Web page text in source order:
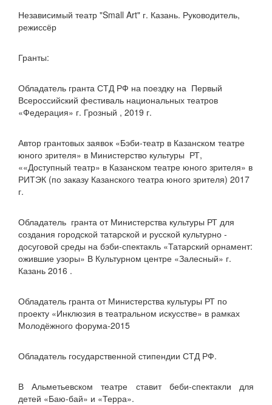
Независимый театр "Small Art" г. Казань. Руководитель,
режиссёр
Гранты:
Обладатель гранта СТД РФ на поездку на Первый
Всероссийский фестиваль национальных театров
«Федерация» г. Грозный , 2019 г.
Автор грантовых заявок «Бэби-театр в Казанском театре
юного зрителя» в Министерство культуры РТ,
««Доступный театр» в Казанском театре юного зрителя» в
РИТЭК (по заказу Казанского театра юного зрителя) 2017
г.
Обладатель гранта от Министерства культуры РТ для
создания городской татарской и русской культурно -
досуговой среды на бэби-спектакль «Татарский орнамент:
ожившие узоры» В Культурном центре «Залесный» г.
Казань 2016 .
Обладатель гранта от Министерства культуры РТ по
проекту «Инклюзия в театральном искусстве» в рамках
Молодёжного форума-2015
Обладатель государственной стипендии СТД РФ.
В Альметьевском театре ставит беби-спектакли для
детей «Баю-бай» и «Терра».